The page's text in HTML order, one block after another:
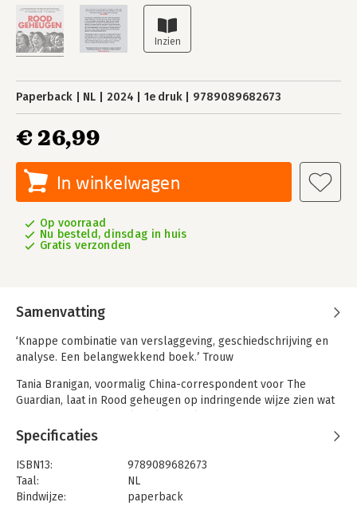
Paperback NL 2024 1e druk 9789089682673
€ 26,99
In winkelwagen
Op voorraad
Nu besteld, dinsdag in huis
Gratis verzonden
Samenvatting
‘Knappe combinatie van verslaggeving, geschiedschrijving en
analyse. Een belangwekkend boek.’ Trouw
Tania Branigan, voormalig China-correspondent voor The
Guardian, laat in Rood geheugen op indringende wijze zien wat
hedendaagse China
Een dertienjarig lid van de Rode Garde beleefde een groot
avontuur en worstelt tot op de dag van vandaag met de
gevolgen. Een tot zwijgen gebrachte componist, besluit
richting het einde van zijn leven zijn innerlijke onrust vast te
Specificaties
ISBN13:
9789089682673
Taal:
NL
Bindwijze:
paperback